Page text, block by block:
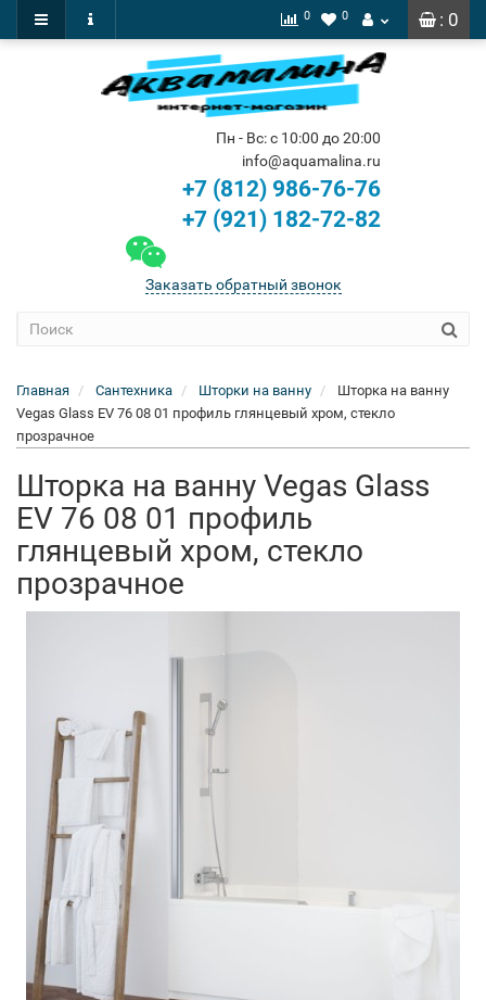
: 0
0 0
Пн - Вс: с 10:00 до 20:00
info@aquamalina.ru
+7 (812) 986-76-76
+7 (921) 182-72-82
Заказать обратный звонок
Главная Сантехника Шторки на ванну
Шторка на ванну
Vegas Glass EV 76 08 01 профиль глянцевый хром, стекло
прозрачное
Шторка на ванну Vegas Glass
EV 76 08 01 профиль
глянцевый хром, стекло
прозрачное